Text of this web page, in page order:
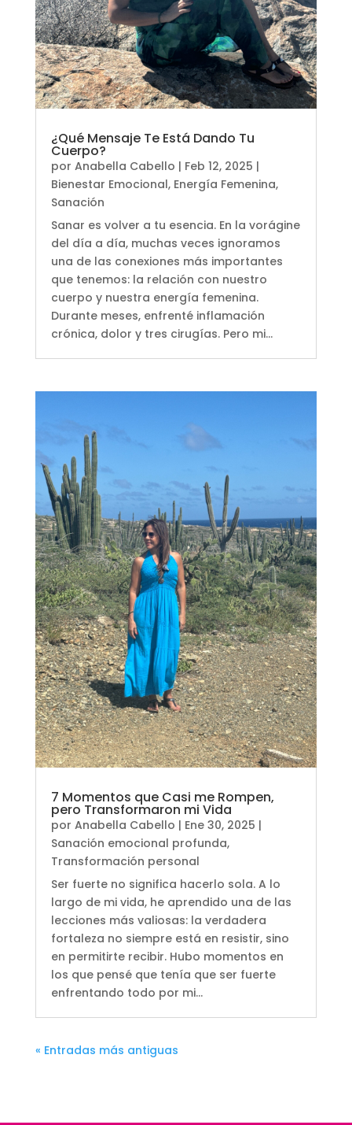
¿Qué Mensaje Te Está Dando Tu
Cuerpo?
por Anabella Cabello | Feb 12, 2025 |
Bienestar Emocional, Energía Femenina,
Sanación
Sanar es volver a tu esencia. En la vorágine
del día a día, muchas veces ignoramos
una de las conexiones más importantes
que tenemos: la relación con nuestro
cuerpo y nuestra energía femenina.
Durante meses, enfrenté inflamación
crónica, dolor y tres cirugías. Pero mi...
7 Momentos que Casi me Rompen,
pero Transformaron mi Vida
por Anabella Cabello | Ene 30, 2025 |
Sanación emocional profunda,
Transformación personal
Ser fuerte no significa hacerlo sola. A lo
largo de mi vida, he aprendido una de las
lecciones más valiosas: la verdadera
fortaleza no siempre está en resistir, sino
en permitirte recibir. Hubo momentos en
los que pensé que tenía que ser fuerte
enfrentando todo por mi...
« Entradas más antiguas